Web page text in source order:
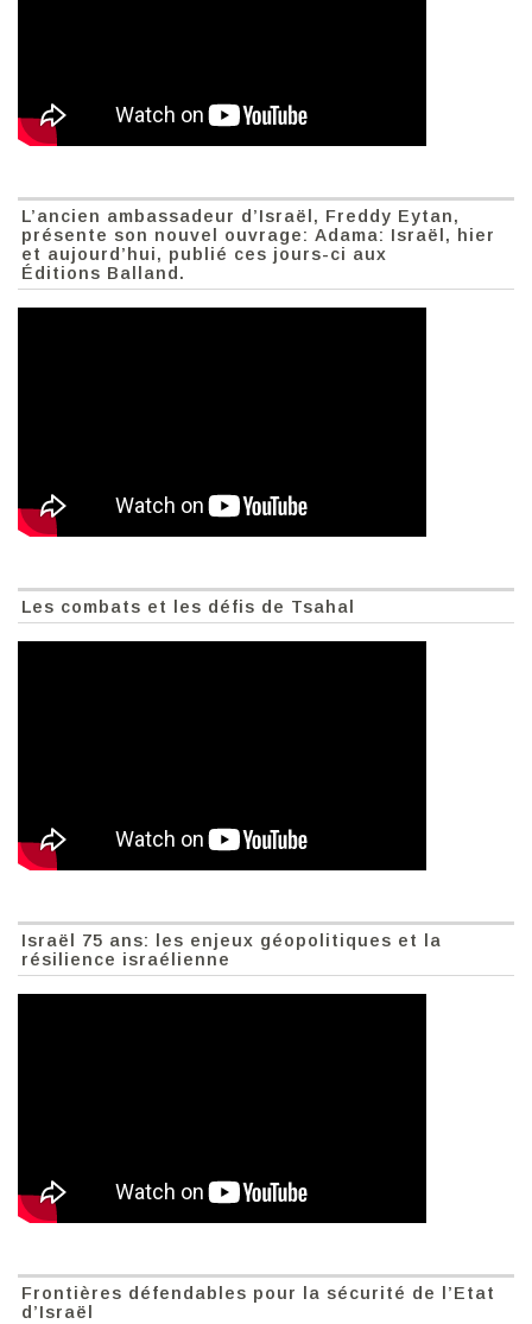
L’ancien ambassadeur d’Israël, Freddy Eytan,
présente son nouvel ouvrage: Adama: Israël, hier
et aujourd’hui, publié ces jours-ci aux
Éditions Balland.
Les combats et les défis de Tsahal
Israël 75 ans: les enjeux géopolitiques et la
résilience israélienne
Frontières défendables pour la sécurité de l’Etat
d’Israël